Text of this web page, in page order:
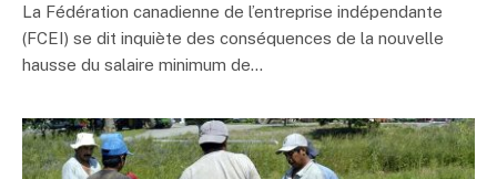
La Fédération canadienne de l’entreprise indépendante
(FCEI) se dit inquiète des conséquences de la nouvelle
hausse du salaire minimum de…